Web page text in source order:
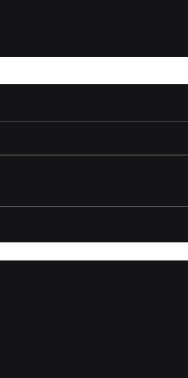
Wöber
2026